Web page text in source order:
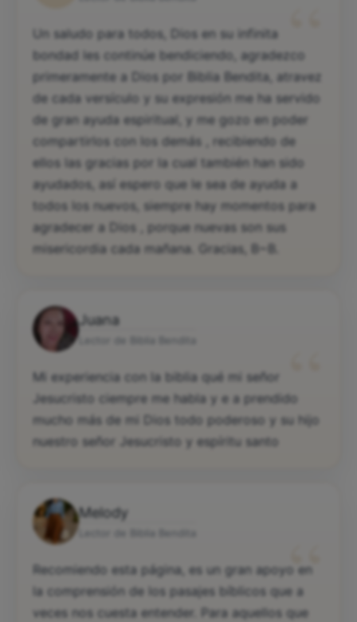
“
Un saludo para todos, Dios en su infinita
bondad les continúe bendiciendo, agradezco
primeramente a Dios por Biblia Bendita, atravez
de cada versículo y su expresión me ha servido
de gran ayuda espiritual, y me gozo en poder
compartirlos con los demás , recibiendo de
ellos las gracias por la cual también han sido
ayudados, así espero que le sea de ayuda a
todos los nuevos, siempre hay momentos para
agradecer a Dios , porque nuevas son sus
misericordia cada mañana. Gracias, B~B.
Juana
“
Mi experiencia con la biblia qué mi señor
Jesucristo ciempre me habla y e a prendido
mucho más de mi Dios todo poderoso y su hijo
nuestro señor Jesucristo y espíritu santo
Melody
“
Recomiendo esta página, es un gran apoyo en
la comprensión de los pasajes bíblicos que a
veces nos cuesta entender. Para aquellos que